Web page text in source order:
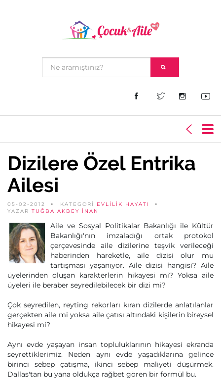
Dizilere Özel Entrika
Ailesi
05-02-2012 KATEGORİ EVLILIK HAYATI
YAZAR TUĞBA AKBEY İNAN
Aile ve Sosyal Politikalar Bakanlığı ile Kültür
Bakanlığı'nın imzaladığı ortak protokol
çerçevesinde aile dizilerine teşvik verileceği
haberinden hareketle, aile dizisi olur mu
tartışması yaşanıyor. Aile dizisi hangisi? Aile
üyelerinden oluşan karakterlerin hikayesi mi? Yoksa aile
üyeleri ile beraber seyredilebilecek bir dizi mi?
Çok seyredilen, reyting rekorları kıran dizilerde anlatılanlar
gerçekten aile mi yoksa aile çatısı altındaki kişilerin bireysel
hikayesi mi?
Aynı evde yaşayan insan topluluklarının hikayesi ekranda
seyrettiklerimiz. Neden aynı evde yaşadıklarına gelince
birinci sebep çatışma, ikinci sebep maliyeti düşürmek.
Dallas'tan bu yana oldukça rağbet gören bir formül bu.